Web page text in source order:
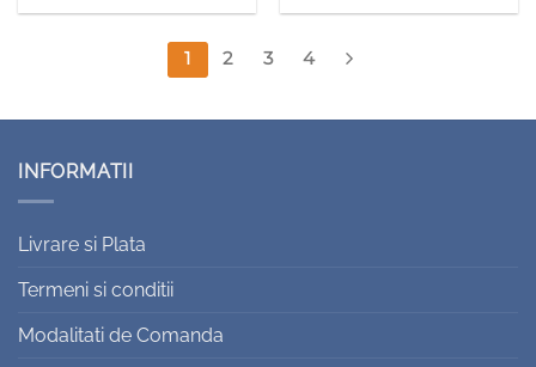
1 2 3 4
INFORMATII
Livrare si Plata
Termeni si conditii
Modalitati de Comanda